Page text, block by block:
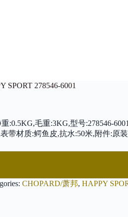
SPORT 278546-6001
重:0.5KG,毛重:3KG,型号:278546-
带材质:鳄鱼皮,抗水:50米,附件:原
CHOPARD/萧邦, HAPPY